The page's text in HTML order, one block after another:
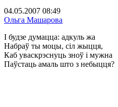
04.05.2007 08:49
Ольга Машарова
І будзе думацца: адкуль жа
Набраў ты моцы, сіл жыцця,
Каб уваскрэснуць зноў і мужна
Паўстаць амаль што з небыцця?